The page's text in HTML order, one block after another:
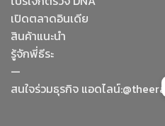
เปิดตลาดอินเดีย
สินค้าแนะนำ
รู้จักพี่ธีระ
—
สนใจร่วมธุรกิจ แอดไลน์